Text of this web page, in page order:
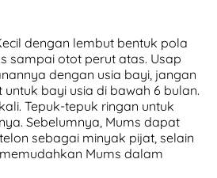
dengan lembut bentuk pola
sampai otot perut atas. Usap
dengan usia bayi, jangan
bayi usia di bawah 6 bulan.
Tepuk-tepuk ringan untuk
Sebelumnya, Mums dapat
sebagai minyak pijat, selain
Mums dalam